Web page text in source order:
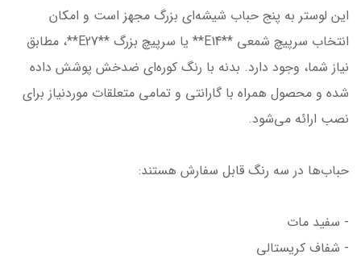
این لوستر به پنج حباب شیشه‌ای بزرگ مجهز است و امکان
انتخاب سرپیچ شمعی **E14** یا سرپیچ بزرگ **E27**، مطابق
نیاز شما، وجود دارد. بدنه با رنگ کوره‌ای ضدخش پوشش داده
شده و محصول همراه با گارانتی و تمامی متعلقات موردنیاز برای
نصب ارائه می‌شود.
حباب‌ها در سه رنگ قابل سفارش هستند:
- سفید مات
- شفاف کریستالی